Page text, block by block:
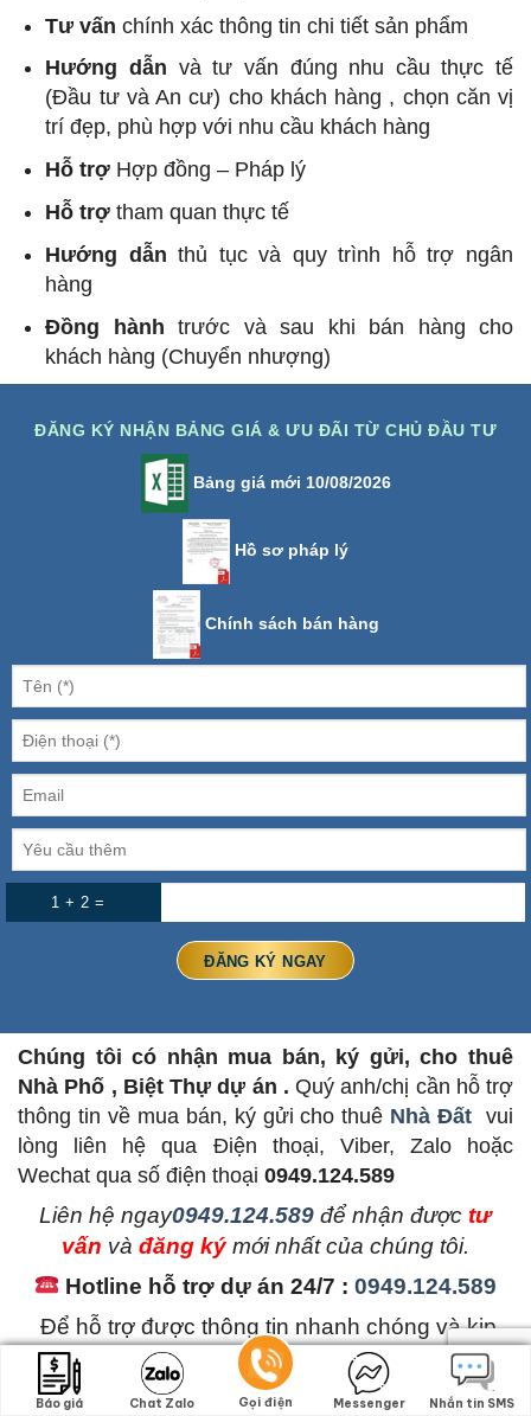
Tư vấn chính xác thông tin chi tiết sản phẩm
Hướng dẫn và tư vấn đúng nhu cầu thực tế
(Đầu tư và An cư) cho khách hàng , chọn căn vị
trí đẹp, phù hợp với nhu cầu khách hàng
Hỗ trợ Hợp đồng – Pháp lý
Hỗ trợtham quan thực tế
Hướng dẫn thủ tục và quy trình hỗ trợ ngân
hàng
Đồng hành trước và sau khi bán hàng cho
khách hàng (Chuyển nhượng)
ĐĂNG KÝ NHẬN BẢNG GIÁ & ƯU ĐÃI TỪ CHỦ ĐẦU TƯ
Bảng giá mới 10/08/2026
Hồ sơ pháp lý
Chính sách bán hàng
1 + 2 =
Chúng tôi có nhận mua bán, ký gửi, cho thuê
Nhà Phố , Biệt Thự dự án . Quý anh/chị cần hỗ trợ
thông tin về mua bán, ký gửi cho thuê Nhà Đất vui
lòng liên hệ qua Điện thoại, Viber, Zalo hoặc
Wechat qua số điện thoại 0949.124.589
Liên hệ ngay0949.124.589 để nhận được tư
vấn và đăng kýmới nhất của chúng tôi.
Hotline hỗ trợ dự án 24/7 :0949.124.589
Để hỗ trợ được thông tin nhanh chóng và kịp
thời. Quý khách hàng nên liên hệ hotline
0949.124.589để có được thông tin chính xác và
Báo giá Chat Zalo Gọi điện Messenger Nhắn tin SMS
Báo giá Chat Zalo Gọi điện Messenger Nhắn tin SMS